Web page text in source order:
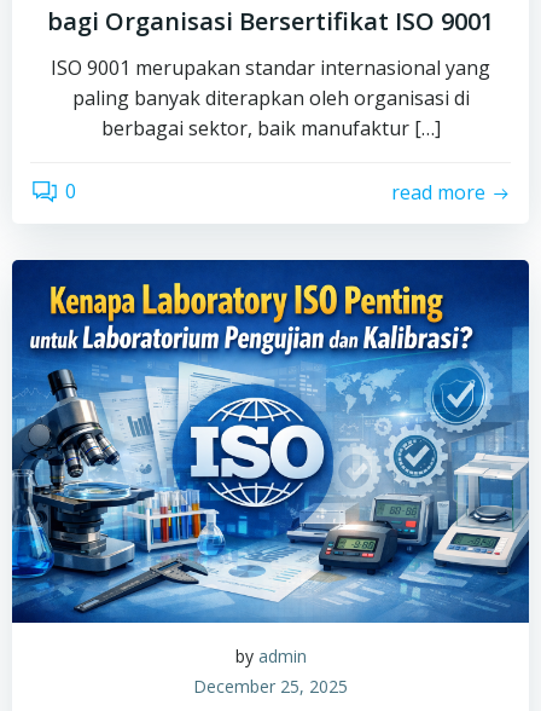
bagi Organisasi Bersertifikat ISO 9001
ISO 9001 merupakan standar internasional yang
paling banyak diterapkan oleh organisasi di
berbagai sektor, baik manufaktur […]
0 read more
by admin
December 25, 2025